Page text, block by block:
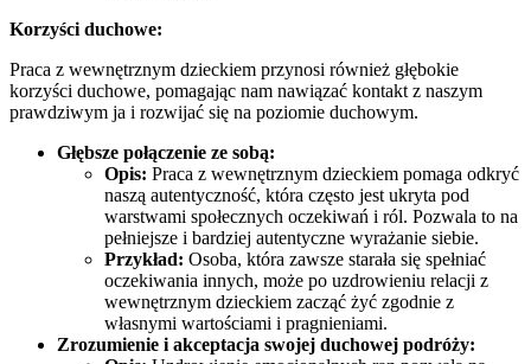
Korzyści duchowe:
Praca z wewnętrznym dzieckiem przynosi również głębokie
korzyści duchowe, pomagając nam nawiązać kontakt z naszym
prawdziwym ja i rozwijać się na poziomie duchowym.
Głębsze połączenie ze sobą:
Opis: Praca z wewnętrznym dzieckiem pomaga odkryć
naszą autentyczność, która często jest ukryta pod
warstwami społecznych oczekiwań i ról. Pozwala to na
pełniejsze i bardziej autentyczne wyrażanie siebie.
Przykład: Osoba, która zawsze starała się spełniać
oczekiwania innych, może po uzdrowieniu relacji z
wewnętrznym dzieckiem zacząć żyć zgodnie z
własnymi wartościami i pragnieniami.
Zrozumienie i akceptacja swojej duchowej podróży: